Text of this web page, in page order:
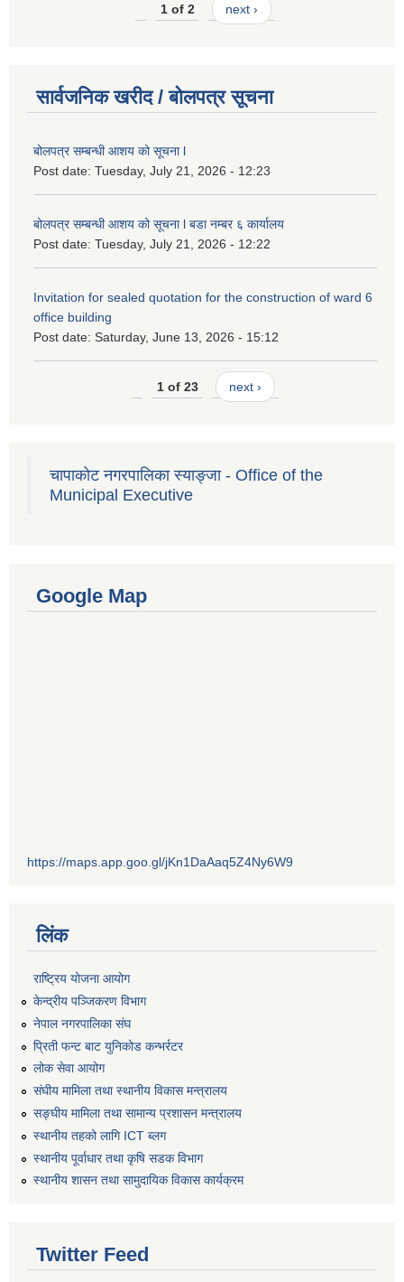
1 of 2 next ›
सार्वजनिक खरीद / बोलपत्र सूचना
बोलपत्र सम्बन्धी आशय को सूचना l
Post date: Tuesday, July 21, 2026 - 12:23
बोलपत्र सम्बन्धी आशय को सूचना l बडा नम्बर ६ कार्यालय
Post date: Tuesday, July 21, 2026 - 12:22
Invitation for sealed quotation for the construction of ward 6
office building
Post date: Saturday, June 13, 2026 - 15:12
1 of 23 next ›
चापाकोट नगरपालिका स्याङ्जा - Office of the
Municipal Executive
Google Map
https://maps.app.goo.gl/jKn1DaAaq5Z4Ny6W9
लिंक
राष्ट्रिय योजना आयोग
केन्द्रीय पञ्जिकरण विभाग
नेपाल नगरपालिका संघ
प्रिती फन्ट बाट युनिकोड कन्भर्रटर
लोक सेवा आयोग
संघीय मामिला तथा स्थानीय विकास मन्त्रालय
सङ्घीय मामिला तथा सामान्य प्रशासन मन्त्रालय
स्थानीय तहको लागि ICT ब्लग
स्थानीय पूर्वाधार तथा कृषि सडक विभाग
स्थानीय शासन तथा सामुदायिक विकास कार्यक्रम
Twitter Feed